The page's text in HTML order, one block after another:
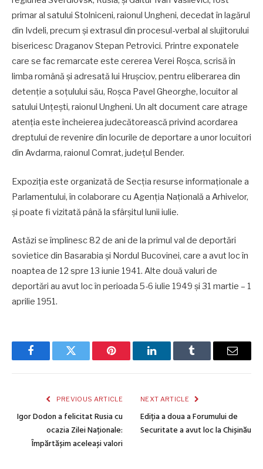
primar al satului Stolniceni, raionul Ungheni, decedat în lagărul
din Ivdeli, precum și extrasul din procesul-verbal al slujitorului
bisericesc Draganov Stepan Petrovici. Printre exponatele
care se fac remarcate este cererea Verei Roșca, scrisă în
limba română și adresată lui Hrușciov, pentru eliberarea din
detenție a soțulului său, Roșca Pavel Gheorghe, locuitor al
satului Unțești, raionul Ungheni. Un alt document care atrage
atenția este încheierea judecătorească privind acordarea
dreptului de revenire din locurile de deportare a unor locuitori
din Avdarma, raionul Comrat, județul Bender.
Expoziția este organizată de Secția resurse informaționale a
Parlamentului, în colaborare cu Agenția Națională a Arhivelor,
și poate fi vizitată până la sfârșitul lunii iulie.
Astăzi se împlinesc 82 de ani de la primul val de deportări
sovietice din Basarabia și Nordul Bucovinei, care a avut loc în
noaptea de 12 spre 13 iunie 1941. Alte două valuri de
deportări au avut loc în perioada 5-6 iulie 1949 şi 31 martie – 1
aprilie 1951.
FacebookTwitter Pinterest LinkedInTumblr Email
PREVIOUS ARTICLE
Igor Dodon a felicitat Rusia cu
ocazia Zilei Naționale:
Împărtășim aceleași valori
NEXT ARTICLE
Ediția a doua a Forumului de
Securitate a avut loc la Chișinău